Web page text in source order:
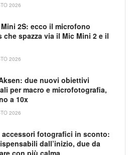
2026
2S: ecco il microfono
che spazza via il Mic Mini 2 e il
2026
due nuovi obiettivi
per macro e microfotografia,
a 10x
2026
accessori fotografici in sconto:
dall’inizio, due da
con più calma